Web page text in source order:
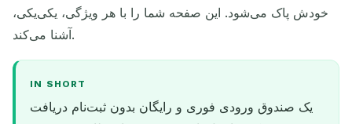
خودش پاک می‌شود. این صفحه شما را با هر ویژگی، یکی‌یکی،
آشنا می‌کند.
IN SHORT
یک صندوق ورودی فوری و رایگان بدون ثبت‌نام دریافت